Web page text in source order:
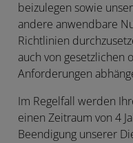
beizulegen sowie
andere anwendbare
Richtlinien
auch von gesetzlichen
Anforderungen
Im Regelfall werden
einen Zeitraum von 4
Beendigung unserer